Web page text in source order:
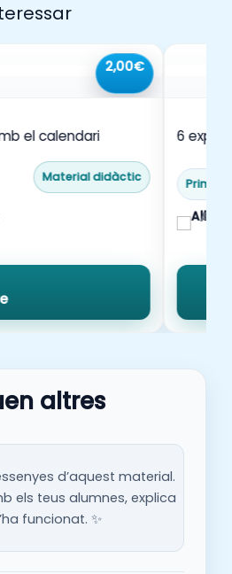
2,00€
el calendari
Material didàctic
6
altres
d’aquest material.
els teus alumnes, explica
funcionat. ✨